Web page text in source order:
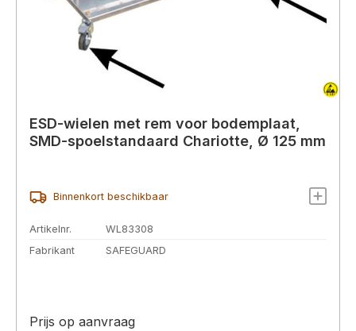
ESD-wielen met rem voor bodemplaat,
SMD-spoelstandaard Chariotte, Ø 125 mm
Binnenkort beschikbaar
Artikelnr.
WL83308
Fabrikant
SAFEGUARD
Prijs op aanvraag